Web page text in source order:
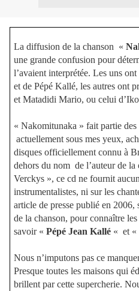
La diffusion de la chanson «
une grande confusion pour
l’avaient interprétée. Les uns
et de Pépé Kallé, les autres ont
et Matadidi Mario, ou celui
« Nakomitunaka » fait partie des
actuellement sous mes yeux,
disques officiellement connu à
dehors du nom de l’auteur de
Verckys », ce cd ne fournit
instrumentalistes, ni sur les
article de presse publié en 2006,
de la chanson, pour connaître
savoir « Pépé Jean Kallé« et «
Nous n’imputons pas ce
Presque toutes les maisons qui
brillent par cette supercherie.